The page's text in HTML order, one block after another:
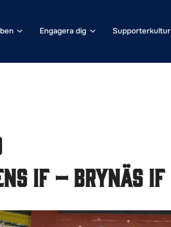
Engagera dig Supporterkultur
IF – Brynäs IF